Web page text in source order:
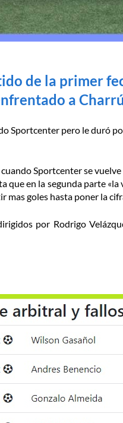
de la primer
a
Sportcenter pero le duró
Sportcenter se
que en la segunda parte
mas goles hasta poner la
por Rodrigo